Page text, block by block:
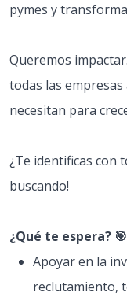
pymes y
Queremos
todas las empresas
necesitan para
¿Te identificas con
buscando!
¿Qué te espera? 🎯
Apoyar en la
reclutamiento,